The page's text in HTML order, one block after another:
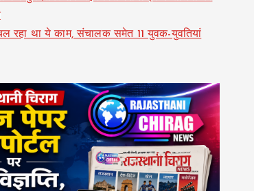
रहा था ये काम, संचालक समेत 11 युवक-युवतियां